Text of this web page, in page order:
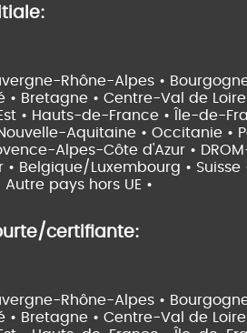
Rhône-Alpes •
• Bretagne • Centre-Val de Loire
• Hauts-de-France • Île-de-
Aquitaine • Occitanie •
Alpes-Côte d'Azur •
• Belgique/Luxembourg • Suisse
Autre pays hors UE •
certifiante:
Rhône-Alpes •
• Bretagne • Centre-Val de Loire